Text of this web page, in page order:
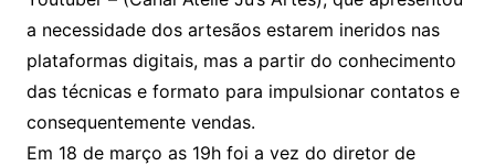
a necessidade dos artesãos estarem ineridos nas
plataformas digitais, mas a partir do conhecimento
das técnicas e formato para impulsionar contatos e
consequentemente vendas.
Em 18 de março as 19h foi a vez do diretor de